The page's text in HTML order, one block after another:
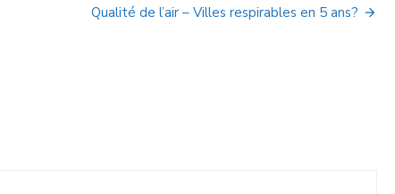
Qualité de l’air – Villes respirables en 5 ans?